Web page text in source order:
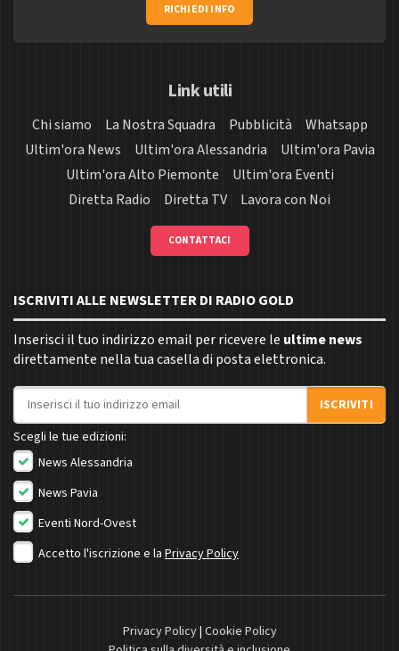
RICHIEDI INFO
Link utili
Chi siamo La Nostra Squadra Pubblicità
Whatsapp
Ultim'ora News
Ultim'ora Alessandria
Ultim'ora Pavia
Ultim'ora Alto Piemonte
Ultim'ora Eventi
Diretta Radio
Diretta TV Lavora con Noi
CONTATTACI
ISCRIVITI ALLE NEWSLETTER DI RADIO GOLD
Inserisci il tuo indirizzo email per ricevere le ultime news
direttamente nella tua casella di posta elettronica.
Indirizzo email
ISCRIVITI
Scegli le tue edizioni:
News Alessandria
News Pavia
Eventi Nord-Ovest
Accetto l'iscrizione e la Privacy Policy
Privacy Policy| Cookie Policy